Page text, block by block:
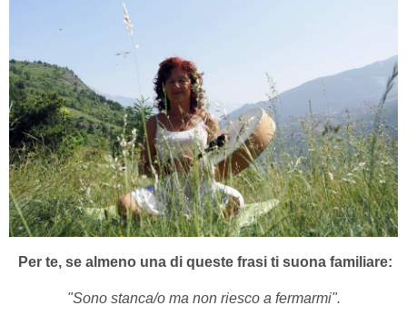
Per te, se almeno una di queste frasi ti suona familiare:
"Sono stanca/o ma non riesco a fermarmi".